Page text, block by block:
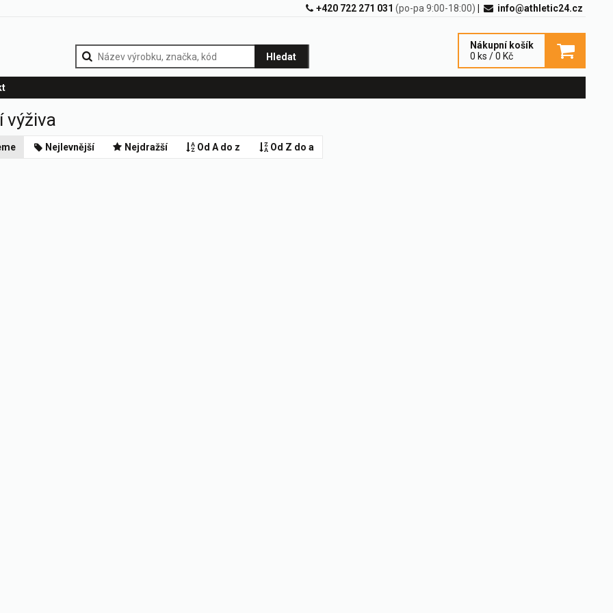
+420 722 271 031 (po-pa 9:00-18:00) info@athletic24.cz
Hledat
Nákupní košík
0 ks / 0 Kč
výživa
Nejlevnější Nejdražší Od A do z Od Z do a